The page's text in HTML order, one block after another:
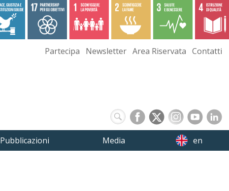
Partecipa Newsletter Area Riservata Contatti
Pubblicazioni Media en